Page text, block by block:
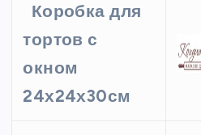
Коробка для
тортов с
окном
24х24х30см